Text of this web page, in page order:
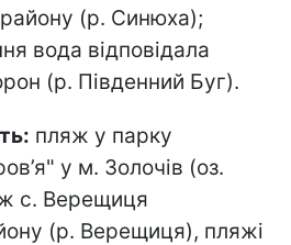
району (р. Синюха);
вода відповідала
(р. Південний Буг).
пляж у парку
у м. Золочів (оз.
с. Верещиця
(р. Верещиця), пляжі